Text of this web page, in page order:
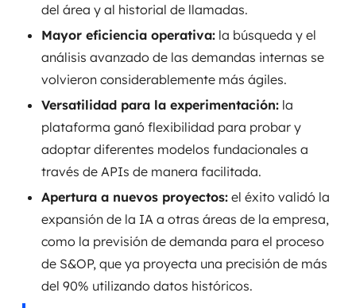
del área y al historial de llamadas.
Mayor eficiencia operativa: la búsqueda y el
análisis avanzado de las demandas internas se
volvieron considerablemente más ágiles.
Versatilidad para la experimentación: la
plataforma ganó flexibilidad para probar y
adoptar diferentes modelos fundacionales a
través de APIs de manera facilitada.
Apertura a nuevos proyectos: el éxito validó la
expansión de la IA a otras áreas de la empresa,
como la previsión de demanda para el proceso
de S&OP, que ya proyecta una precisión de más
del 90% utilizando datos históricos.